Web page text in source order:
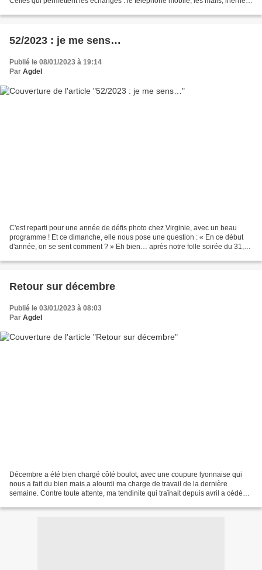
52/2023 : je me sens…
Publié le 08/01/2023 à 19:14
Par Agdel
C'est reparti pour une année de défis photo chez Virginie, avec un beau
programme ! Et ce dimanche, elle nous pose une question : « En ce début
d'année, on se sent comment ? » Eh bien… après notre folle soirée du 31,
Retour sur décembre
Publié le 03/01/2023 à 08:03
Par Agdel
Décembre a été bien chargé côté boulot, avec une coupure lyonnaise qui
nous a fait du bien mais a alourdi ma charge de travail de la dernière
semaine. Contre toute attente, ma tendinite qui traînait depuis avril a cédé